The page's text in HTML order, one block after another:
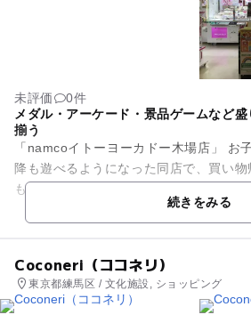
未評価
0件
メダル・アーケード・景品ゲームなど
揃う
「namcoイトーヨーカドー木場店」 お
降も遊べるようになった同店で、買い
も、ごゆっくりとお楽しみください。 クレーンゲームは話題の
続きをみる
Coconeri（ココネリ）
東京都練馬区 / 文化施設, ショッピング